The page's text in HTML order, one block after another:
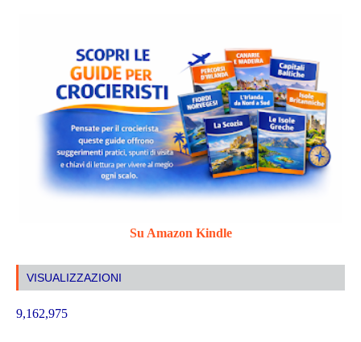
Su Amazon Kindle
VISUALIZZAZIONI
9,162,975